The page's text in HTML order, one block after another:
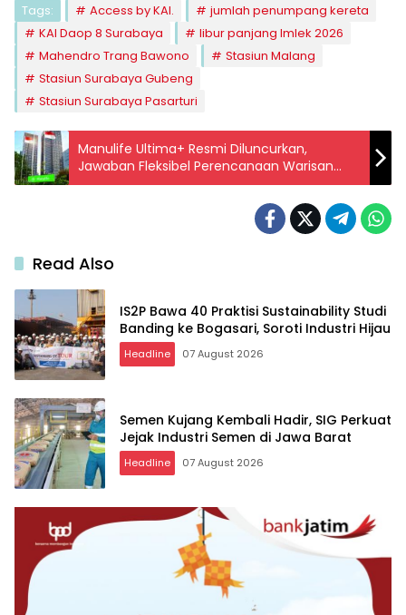
Tags: Access by KAI.
jumlah penumpang kereta
KAI Daop 8 Surabaya
libur panjang Imlek 2026
Mahendro Trang Bawono
Stasiun Malang
Stasiun Surabaya Gubeng
Stasiun Surabaya Pasarturi
Manulife Ultima+ Resmi Diluncurkan,
Jawaban Fleksibel Perencanaan Warisan
Masyarakat Indonesia
Read Also
IS2P Bawa 40 Praktisi Sustainability Studi
Banding ke Bogasari, Soroti Industri Hijau
Headline 07 August 2026
Semen Kujang Kembali Hadir, SIG Perkuat
Jejak Industri Semen di Jawa Barat
Headline 07 August 2026